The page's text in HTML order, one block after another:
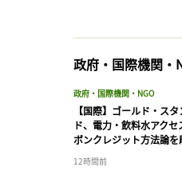
政府・国際機関・
政府・国際機関・NGO
【国際】ゴールド・ス
ド、電力・飲料水アクセ
ボンクレジット方法論を
12時間前